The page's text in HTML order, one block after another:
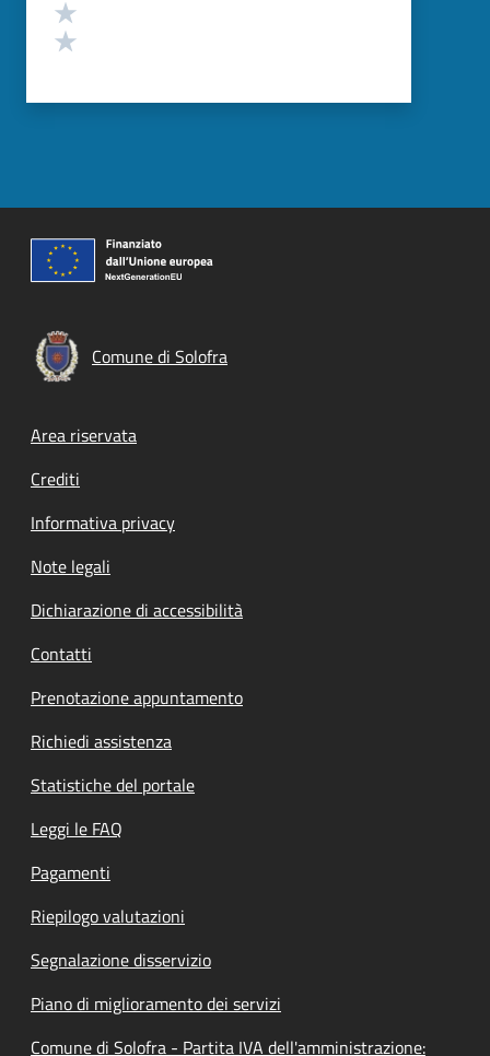
Comune di Solofra
Footer menu
Area riservata
Crediti
Informativa privacy
Note legali
Dichiarazione di accessibilità
Contatti
Prenotazione appuntamento
Richiedi assistenza
Statistiche del portale
Leggi le FAQ
Pagamenti
Riepilogo valutazioni
Segnalazione disservizio
Piano di miglioramento dei servizi
Comune di Solofra - Partita IVA dell'amministrazione: